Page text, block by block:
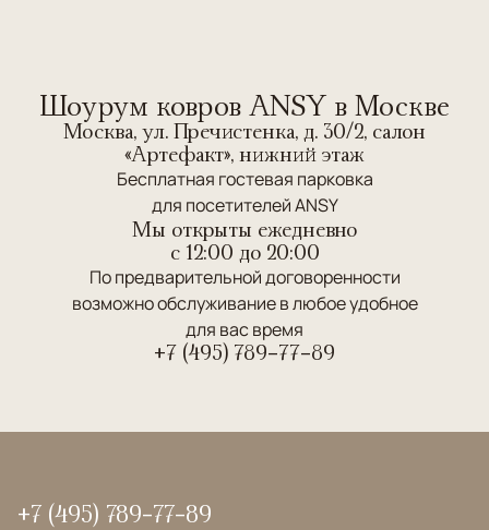
Шоурум ковров ANSY в Москве
Москва, ул. Пречистенка, д. 30/2, салон
«Артефакт», нижний этаж
Бесплатная гостевая парковка
для посетителей ANSY
Мы открыты ежедневно
c 12:00 до 20:00
По предварительной договоренности
возможно обслуживание в любое удобное
для вас время
+7 (495) 789-77-89
+7 (495) 789-77-89